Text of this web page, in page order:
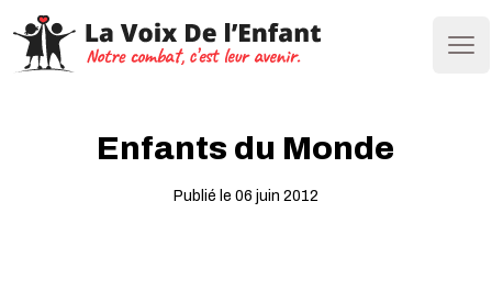
Enfants du Monde
Publié le 06 juin 2012